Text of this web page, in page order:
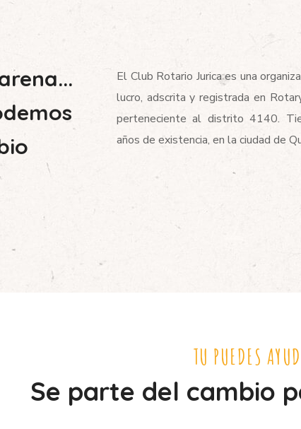
El Club Rotario Jurica es una
lucro, adscrita y registrada en
perteneciente al distrito 4140.
años de existencia, en la ciudad de
TU PUEDES
Se parte del cambio